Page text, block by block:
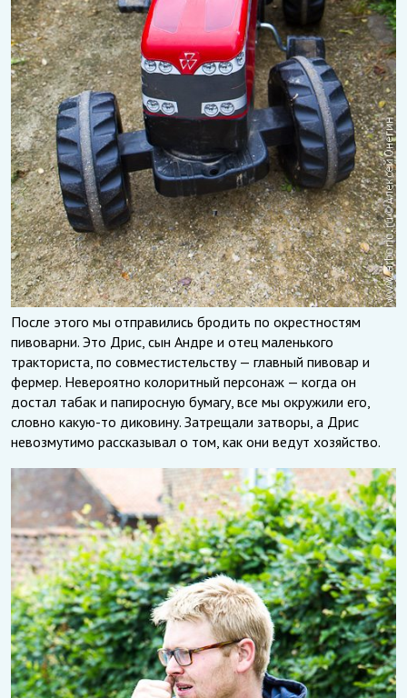
После этого мы отправились бродить по окрестностям
пивоварни. Это Дрис, сын Андре и отец маленького
тракториста, по совместистельству — главный пивовар и
фермер. Невероятно колоритный персонаж — когда он
достал табак и папиросную бумагу, все мы окружили его,
словно какую-то диковину. Затрещали затворы, а Дрис
невозмутимо рассказывал о том, как они ведут хозяйство.